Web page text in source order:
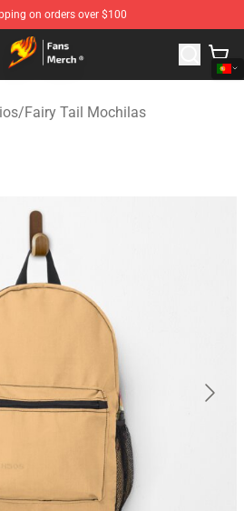
on orders over $100
Fairy Tail Merchandise Shop
/Fairy Tail Mochilas